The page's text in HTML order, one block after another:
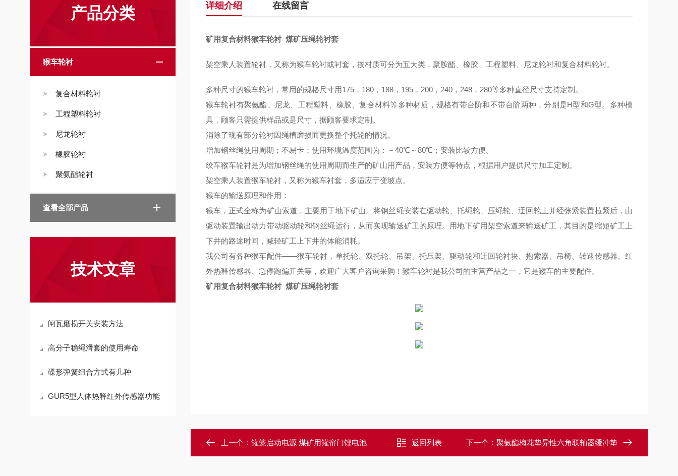
产品分类
猴车轮衬
复合材料轮衬
工程塑料轮衬
尼龙轮衬
橡胶轮衬
聚氨酯轮衬
查看全部产品
技术文章
闸瓦磨损开关安装方法
高分子稳绳滑套的使用寿命
碟形弹簧组合方式有几种
GUR5型人体热释红外传感器功能
详细介绍 在线留言
矿用复合材料猴车轮衬 煤矿压绳轮衬套
架空乘人装置轮衬，又称为猴车轮衬或衬套，按村质可分为五大类，聚胺酯、橡胶、工程塑料、尼龙轮衬和复合材料轮衬。
多种尺寸的猴车轮衬，常用的规格尺寸用175，180，188，195，200，240，248，280等多种直径尺寸支持定制。
猴车轮衬有聚氨酯、尼龙、工程塑料、橡胶、复合材料等多种材质，规格有带台阶和不带台阶两种，分别是H型和G型。多种模
具，顾客只需提供样品或是尺寸，据顾客要求定制。
消除了现有部分轮衬因绳槽磨损而更换整个托轮的情况。
增加钢丝绳使用周期；不易卡；使用环境温度范围为：－ 40℃～80℃；安装比较方便。
绞车猴车轮衬是为增加钢丝绳的使用周期而生产的矿山用产品，安装方便等特点，根据用户提供尺寸加工定制。
架空乘人装置猴车轮衬，又称为猴车衬套，多适应于变坡点。
猴车的输送原理和作用：
猴车，正式全称为矿山索道，主要用于地下矿山。将钢丝绳安装在驱动轮、托绳轮、压绳轮、迂回轮上并经张紧装置拉紧后，由
驱动装置输出动力带动驱动轮和钢丝绳运行，从而实现输送矿工的原理。用地下矿用架空索道来输送矿工，其目的是缩短矿工上
下井的路途时间，减轻矿工上下井的体能消耗。
我公司有各种猴车配件——猴车轮衬，单托轮、双托轮、吊架、托压架、驱动轮和迂回轮衬块、抱索器、吊椅、转速传感器、红
外热释传感器、急停跑偏开关等，欢迎广大客户咨询采购！猴车轮衬是我公司的主营产品之一，它是猴车的主要配件。
矿用复合材料猴车轮衬 煤矿压绳轮衬套
上一个： 罐笼启动电源 煤矿用罐帘门锂电池 返回列表 下一个： 聚氨酯梅花垫异性六角联轴器缓冲垫